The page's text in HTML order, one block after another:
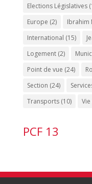
Elections Législatives
Europe (2) Ibrahim
International (15)
Logement(2)
Point de vue (24)
Section (24)
Transports(10)
PCF 13